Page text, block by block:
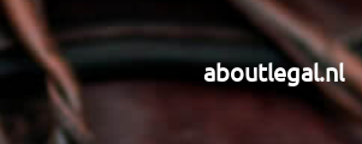
aboutlegal.nl